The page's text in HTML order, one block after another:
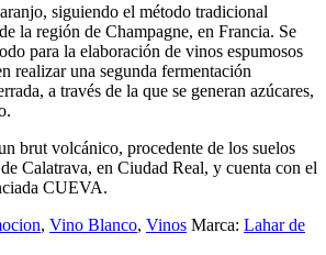
siguiendo el método tradicional
la región de Champagne, en Francia. Se
para la elaboración de vinos espumosos
realizar una segunda fermentación
a través de la que se generan azúcares,
brut volcánico, procedente de los suelos
Calatrava, en Ciudad Real, y cuenta con el
CUEVA.
, Vino Blanco, Vinos Marca: Lahar de